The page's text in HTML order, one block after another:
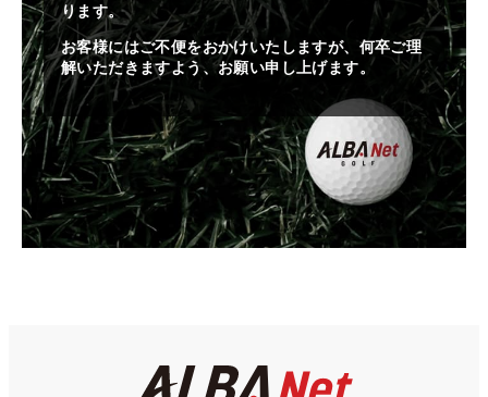
ります。
お客様にはご不便をおかけいたしますが、何卒ご理
解いただきますよう、お願い申し上げます。